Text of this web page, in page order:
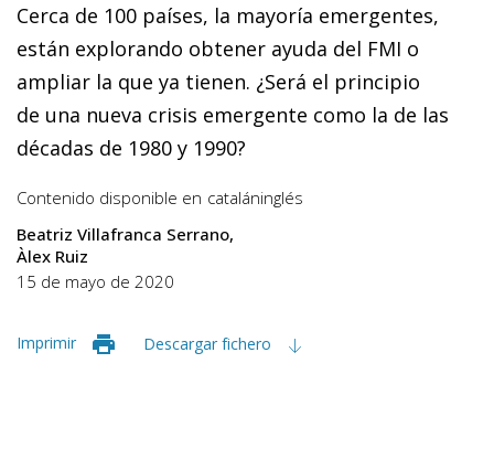
Cerca de 100 países, la mayoría emergentes,
están explorando obtener ayuda del FMI o
ampliar la que ya tienen. ¿Será el principio
de una nueva crisis emergente como la de las
décadas de 1980 y 1990?
Contenido disponible en cataláninglés
Beatriz Villafranca Serrano
Àlex Ruiz
15 de mayo de 2020
Imprimir Descargar fichero